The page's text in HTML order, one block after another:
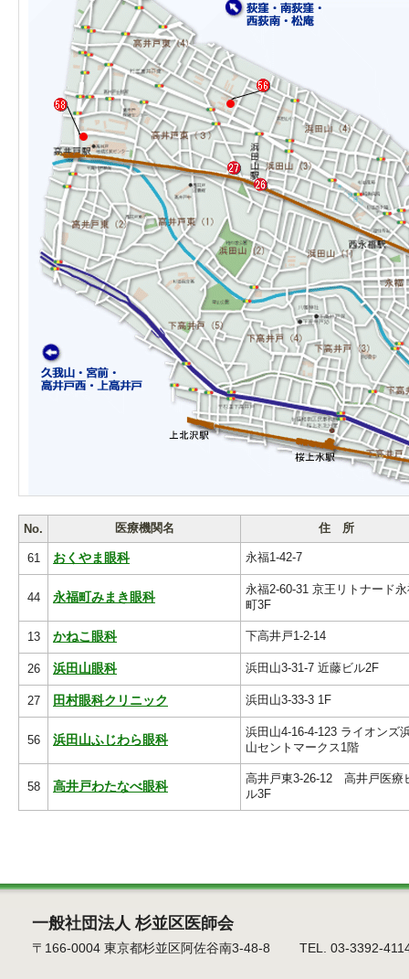
No. 医療機関名 住 所
61 おくやま眼科 永福1-42-7
44 永福町みまき眼科
永福2-60-31 京王リトナード
町3F
13 かねこ眼科 下高井戸1-2-14
26 浜田山眼科 浜田山3-31-7 近藤ビル2F
27 田村眼科クリニック 浜田山3-33-3 1F
56 浜田山ふじわら眼科
浜田山4-16-4-123 ライオンズ
山セントマークス1階
58 高井戸わたなべ眼科
高井戸東3-26-12 高井戸医療
ル3F
一般社団法人 杉並区医師会
〒166-0004 東京都杉並区阿佐谷南3-48-8 TEL. 03-3392-